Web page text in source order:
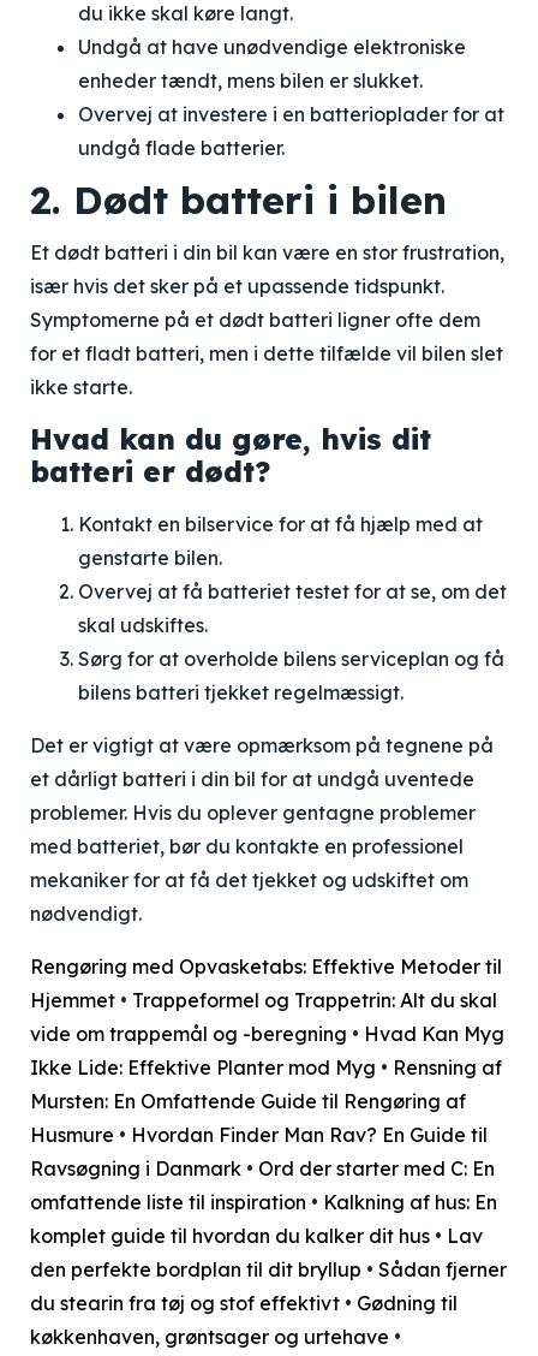
du ikke skal køre langt.
Undgå at have unødvendige elektroniske
enheder tændt, mens bilen er slukket.
Overvej at investere i en batterioplader for at
undgå flade batterier.
2. Dødt batteri i bilen
Et dødt batteri i din bil kan være en stor frustration,
især hvis det sker på et upassende tidspunkt.
Symptomerne på et dødt batteri ligner ofte dem
for et fladt batteri, men i dette tilfælde vil bilen slet
ikke starte.
Hvad kan du gøre, hvis dit
batteri er dødt?
Kontakt en bilservice for at få hjælp med at
genstarte bilen.
Overvej at få batteriet testet for at se, om det
skal udskiftes.
Sørg for at overholde bilens serviceplan og få
bilens batteri tjekket regelmæssigt.
Det er vigtigt at være opmærksom på tegnene på
et dårligt batteri i din bil for at undgå uventede
problemer. Hvis du oplever gentagne problemer
med batteriet, bør du kontakte en professionel
mekaniker for at få det tjekket og udskiftet om
nødvendigt.
Rengøring med Opvasketabs: Effektive Metoder til
Hjemmet • Trappeformel og Trappetrin: Alt du skal
vide om trappemål og -beregning • Hvad Kan Myg
Ikke Lide: Effektive Planter mod Myg • Rensning af
Mursten: En Omfattende Guide til Rengøring af
Husmure • Hvordan Finder Man Rav? En Guide til
Ravsøgning i Danmark • Ord der starter med C: En
omfattende liste til inspiration • Kalkning af hus: En
komplet guide til hvordan du kalker dit hus • Lav
den perfekte bordplan til dit bryllup • Sådan fjerner
du stearin fra tøj og stof effektivt • Gødning til
køkkenhaven, grøntsager og urtehave •